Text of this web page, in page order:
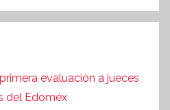
evaluación a jueces
del Edoméx